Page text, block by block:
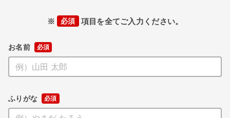
※ 必須 項目を全てご入力ください。
お名前
ふりがな